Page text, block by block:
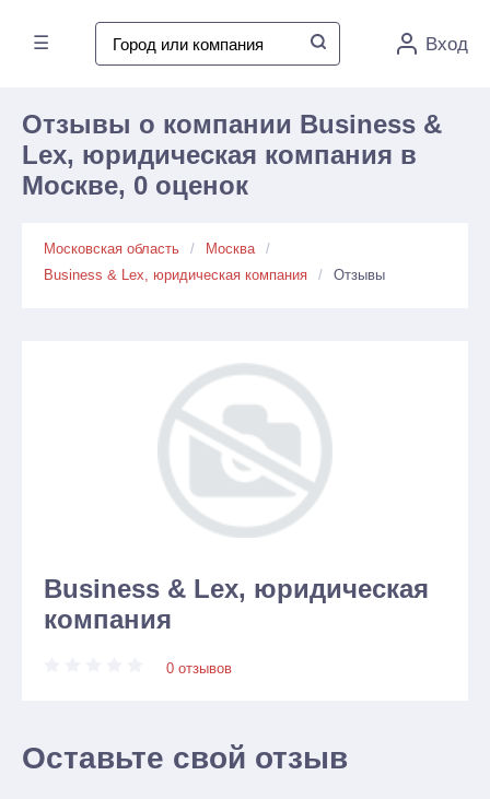
☰ Вход
Отзывы о компании Business &
Lex, юридическая компания в
Москве, 0 оценок
Московская область
Москва
Business & Lex, юридическая компания
Отзывы
Business & Lex, юридическая
компания
0 отзывов
Оставьте свой отзыв